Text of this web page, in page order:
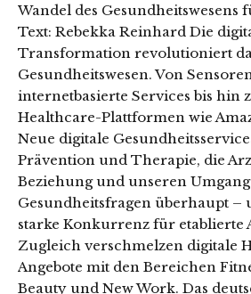
Wandel des Gesundheitswesens
Text: Rebekka Reinhard Die
Transformation revolutioniert
Gesundheitswesen. Von
internetbasierte Services bis hin
Healthcare-Plattformen wie
Neue digitale
Prävention und Therapie, die
Beziehung und unseren
Gesundheitsfragen überhaupt –
starke Konkurrenz für etablierte
Zugleich verschmelzen digitale
Angebote mit den Bereichen
Beauty und New Work. Das